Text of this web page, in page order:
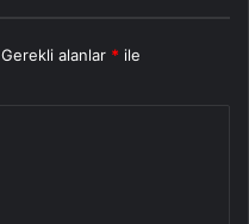
Gerekli alanlar * ile